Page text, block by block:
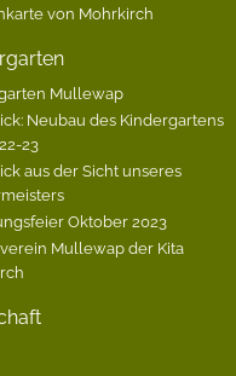
von Mohrkirch
Mullewap
Neubau des Kindergartens
23
aus der Sicht unseres
Oktober 2023
Mullewap der Kita